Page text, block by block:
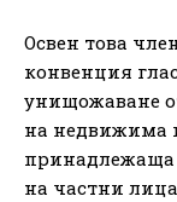
Освен това
конвенция
унищожаване
на недвижима
принадлежаща
на частни